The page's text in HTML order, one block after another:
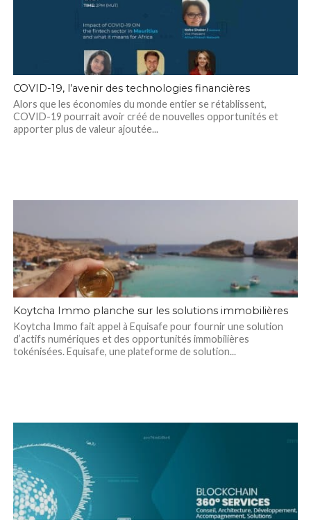
COVID-19, l’avenir des technologies financières
Alors que les économies du monde entier se rétablissent,
COVID-19 pourrait avoir créé de nouvelles opportunités et
apporter plus de valeur ajoutée...
Koytcha Immo planche sur les solutions immobilières
Koytcha Immo fait appel à Equisafe pour fournir une solution
d’actifs numériques et des opportunités immobilières
tokénisées. Equisafe, une plateforme de solution...